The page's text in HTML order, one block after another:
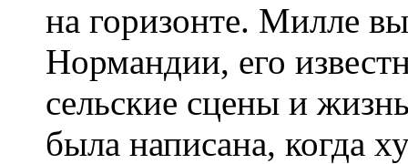
на горизонте. Милле
Нормандии, его
сельские сцены и
была написана, когда